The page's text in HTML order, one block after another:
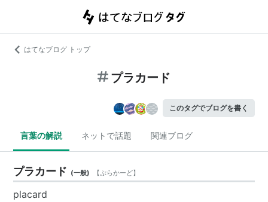
はてなブログ トップ
プラカード
このタグでブログを書く
言葉の解説 ネットで話題 関連ブログ
プラカード (一般) 【ぷらかーど】
placard